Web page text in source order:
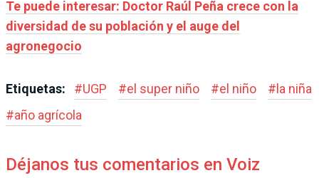
Te puede interesar: Doctor Raúl Peña crece con la
diversidad de su población y el auge del
agronegocio
Etiquetas: #UGP #el super niño #el niño # la niña
#año agrícola
Déjanos tus comentarios en Voiz